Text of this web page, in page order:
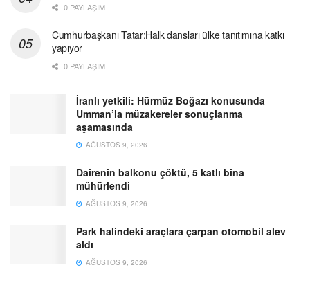
0 PAYLAŞIM
Cumhurbaşkanı Tatar:Halk dansları ülke tanıtımına katkı
yapıyor
0 PAYLAŞIM
İranlı yetkili: Hürmüz Boğazı konusunda
Umman’la müzakereler sonuçlanma
aşamasında
AĞUSTOS 9, 2026
Dairenin balkonu çöktü, 5 katlı bina
mühürlendi
AĞUSTOS 9, 2026
Park halindeki araçlara çarpan otomobil alev
aldı
AĞUSTOS 9, 2026